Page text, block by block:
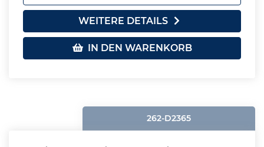
WEITERE DETAILS
IN DEN WARENKORB
262-D2365